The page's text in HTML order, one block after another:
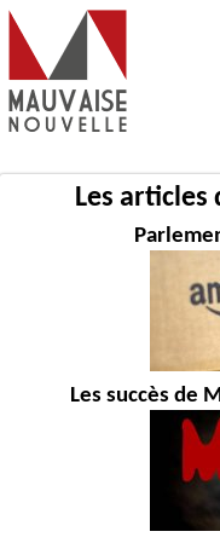
Les
Les succès de